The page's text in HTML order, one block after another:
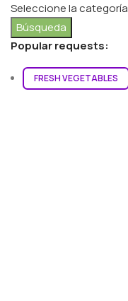
Seleccione la categoría
Búsqueda
Popular requests:
FRESH VEGETABLES